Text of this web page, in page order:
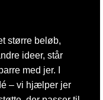
større beløb,
ideer, står
med jer. I
– vi hjælper jer